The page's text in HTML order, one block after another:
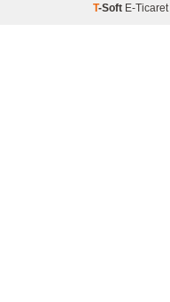
T-Soft E-Ticaret